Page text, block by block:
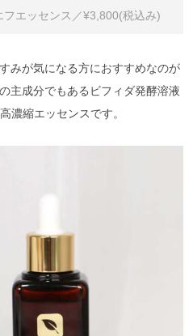
エッセンス／¥3,800(税込み)
みが気になる方におすすめなのが
主成分でもあるビフィダ発酵溶液
濃縮エッセンスです。